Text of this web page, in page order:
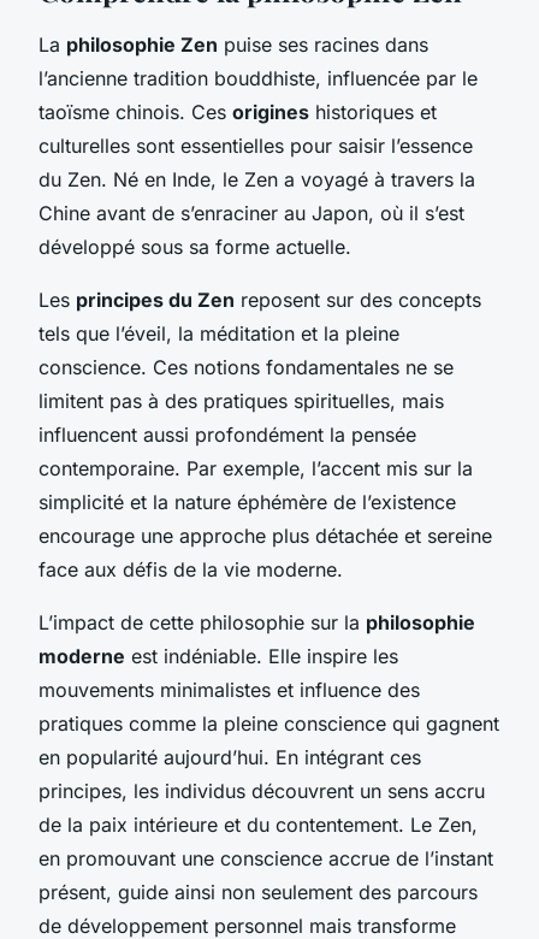
La philosophie Zen puise ses racines dans
l’ancienne tradition bouddhiste, influencée par le
taoïsme chinois. Ces origines historiques et
culturelles sont essentielles pour saisir l’essence
du Zen. Né en Inde, le Zen a voyagé à travers la
Chine avant de s’enraciner au Japon, où il s’est
développé sous sa forme actuelle.
Les principes du Zen reposent sur des concepts
tels que l’éveil, la méditation et la pleine
conscience. Ces notions fondamentales ne se
limitent pas à des pratiques spirituelles, mais
influencent aussi profondément la pensée
contemporaine. Par exemple, l’accent mis sur la
simplicité et la nature éphémère de l’existence
encourage une approche plus détachée et sereine
face aux défis de la vie moderne.
L’impact de cette philosophie sur la philosophie
moderne est indéniable. Elle inspire les
mouvements minimalistes et influence des
pratiques comme la pleine conscience qui gagnent
en popularité aujourd’hui. En intégrant ces
principes, les individus découvrent un sens accru
de la paix intérieure et du contentement. Le Zen,
en promouvant une conscience accrue de l’instant
présent, guide ainsi non seulement des parcours
de développement personnel mais transforme